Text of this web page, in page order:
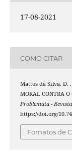
17-08-2021
COMO CITAR
Mattos da Silva, D. .
MORAL CONTRA
Problemata -
https://doi.org/
Fomatos de